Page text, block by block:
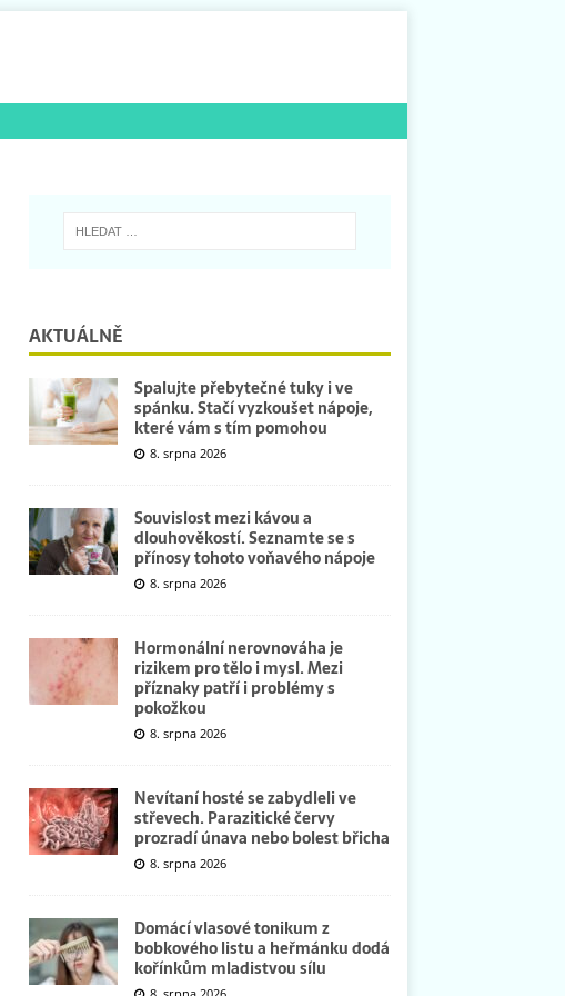
AKTUÁLNĚ
Spalujte přebytečné tuky i ve
spánku. Stačí vyzkoušet nápoje,
které vám s tím pomohou
8. srpna 2026
Souvislost mezi kávou a
dlouhověkostí. Seznamte se s
přínosy tohoto voňavého nápoje
8. srpna 2026
Hormonální nerovnováha je
rizikem pro tělo i mysl. Mezi
příznaky patří i problémy s
pokožkou
8. srpna 2026
Nevítaní hosté se zabydleli ve
střevech. Parazitické červy
prozradí únava nebo bolest břicha
8. srpna 2026
Domácí vlasové tonikum z
bobkového listu a heřmánku dodá
kořínkům mladistvou sílu